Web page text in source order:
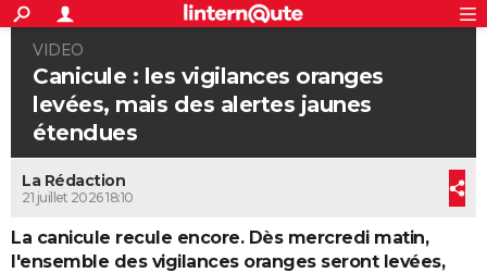
ACTUALITÉS
Politique
Faits Divers
SPORT
Coupe du monde 2026
Football
Tennis
Cyclisme
Rugby
Forum
CULTURE
FINANCE
Retraite
Impôts
Epargne
Immobilier
Risques naturels par ville
Banque
Assurance
Crédit
AUTO
Essais
Réserver un essai
Citadines
Berlines
SUV
Forum auto
+
HIGH-TECH
VIDEO
Canicule : les vigilances oranges
levées, mais des alertes jaunes
étendues
La Rédaction
21 juillet 2026 18:10
La canicule recule encore. Dès mercredi matin,
l'ensemble des vigilances oranges seront levées,